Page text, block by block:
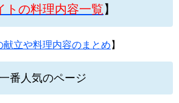
トの料理内容一覧】
献立や料理内容のまとめ 】
番人気のページ